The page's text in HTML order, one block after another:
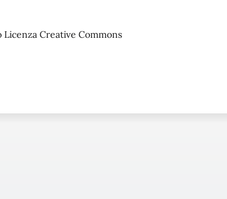
Creative Commons